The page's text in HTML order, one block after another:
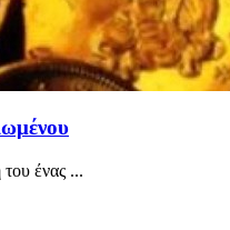
του ένας ...